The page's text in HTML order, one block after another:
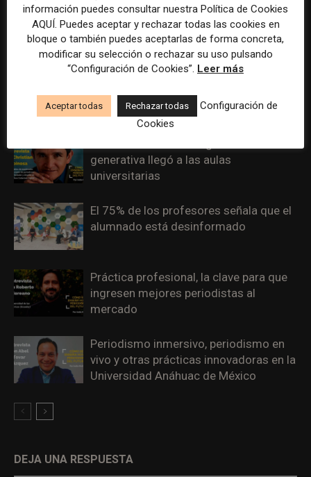
Podcast, radio y audio digital: el
ecosistema sonoro se profesionaliza
La universidad que traspasa los límites
del aula y vincula con la sociedad
generativa llegó a las aulas
universitarias
El 75% de los profesores señala que el
alumnado está desinformado
Práctica profesional, la clave para que
ingresen mejores periodistas al
mercado
Periodismo inmersivo, periodismo en
vivo y otras prácticas innovadoras en la
Universidad Anáhuac de México
DEJA UNA RESPUESTA
información puedes consultar nuestra Política de Cookies
AQUÍ. Puedes aceptar y rechazar todas las cookies en
bloque o también puedes aceptarlas de forma concreta,
modificar su selección o rechazar su uso pulsando
“Configuración de Cookies”. Leer más
Aceptar todas Rechazar todas
Configuración de
Cookies